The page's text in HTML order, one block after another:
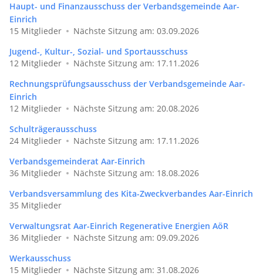
Haupt- und Finanzausschuss der Verbandsgemeinde Aar-
Einrich
15 Mitglieder
Nächste Sitzung am: 03.09.2026
Jugend-, Kultur-, Sozial- und Sportausschuss
12 Mitglieder
Nächste Sitzung am: 17.11.2026
Rechnungsprüfungsausschuss der Verbandsgemeinde Aar-
Einrich
12 Mitglieder
Nächste Sitzung am: 20.08.2026
Schulträgerausschuss
24 Mitglieder
Nächste Sitzung am: 17.11.2026
Verbandsgemeinderat Aar-Einrich
36 Mitglieder
Nächste Sitzung am: 18.08.2026
Verbandsversammlung des Kita-Zweckverbandes Aar-Einrich
35 Mitglieder
Verwaltungsrat Aar-Einrich Regenerative Energien AöR
36 Mitglieder
Nächste Sitzung am: 09.09.2026
Werkausschuss
15 Mitglieder
Nächste Sitzung am: 31.08.2026